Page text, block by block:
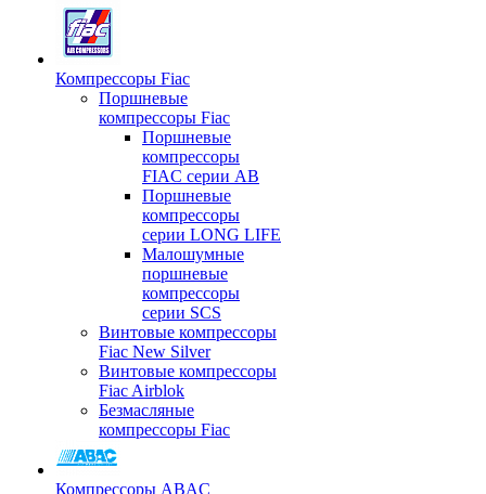
Компрессоры Fiac
Поршневые
компрессоры Fiac
Поршневые
компрессоры
FIAC серии AB
Поршневые
компрессоры
серии LONG LIFE
Малошумные
поршневые
компрессоры
серии SCS
Винтовые компрессоры
Fiac New Silver
Винтовые компрессоры
Fiac Airblok
Безмасляные
компрессоры Fiac
Компрессоры ABAC